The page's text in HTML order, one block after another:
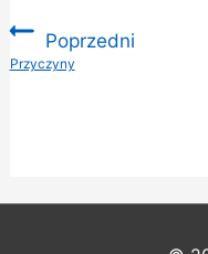
Poprzedni
:Przyczyny